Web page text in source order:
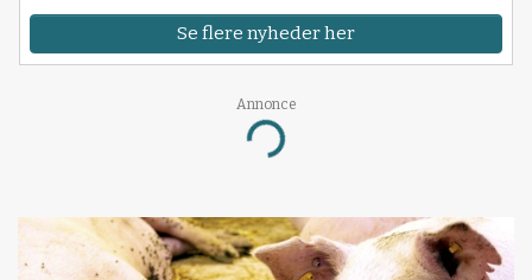
Se flere nyheder her
Annonce
Loading...